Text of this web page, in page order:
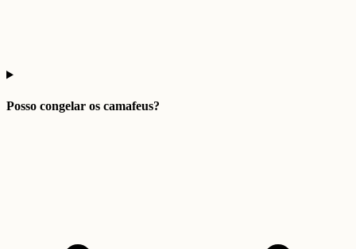
Posso congelar os camafeus?